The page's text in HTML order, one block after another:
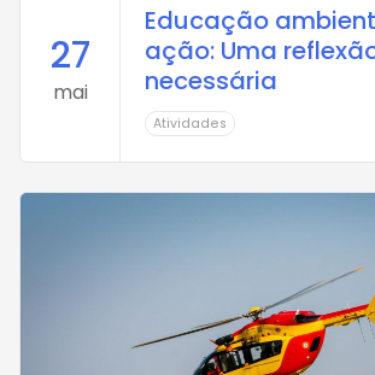
27
mai
Educação
ação: Uma
necessária
Atividades